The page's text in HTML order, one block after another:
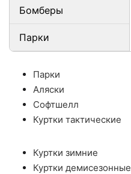
Бомберы
Парки
Парки
Аляски
Софтшелл
Куртки тактические
Куртки зимние
Куртки демисезонные